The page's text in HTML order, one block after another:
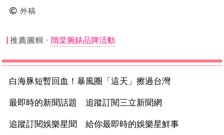
外稿
推薦圖輯 隋棠腕錶品牌活動
白海豚短暫回血！暴風圈「這天」擦過台灣
最即時的新聞話題 追蹤訂閱三立新聞網
追蹤訂閱娛樂星聞 給你最即時的娛樂星鮮事